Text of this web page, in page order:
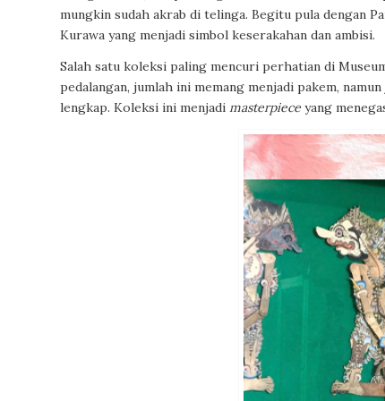
mungkin sudah akrab di telinga. Begitu pula dengan
Kurawa yang menjadi simbol keserakahan dan ambisi.
Salah satu koleksi paling mencuri perhatian di
pedalangan, jumlah ini memang menjadi pakem,
lengkap. Koleksi ini menjadi masterpiece yang